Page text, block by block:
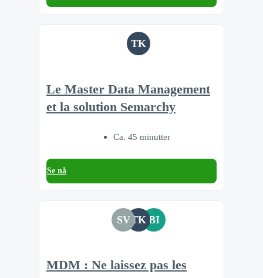
TK
Le Master Data Management
et la solution Semarchy
Ca. 45 minutter
Se nå
SV TK BI
MDM : Ne laissez pas les